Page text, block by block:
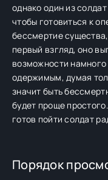
однако один из
чтобы готовиться к
бессмертие
первый взгляд, оно
возможности
одержимым, думая
значит быть
будет проще
готов пойти солдат
Порядок